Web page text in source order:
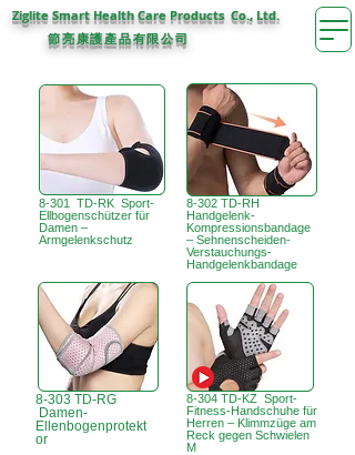
Ziglite Smart Health Care Products Co., Ltd.
節亮康護產品有限公司
8-301 TD-RK Sport-
Ellbogenschützer für
Damen –
Armgelenkschutz
8-302 TD-RH
Handgelenk-
Kompressionsbandage
– Sehnenscheiden-
Verstauchungs-
Handgelenkbandage
8-303 TD-RG
Damen-
Ellenbogenprotekt
or
8-304 TD-KZ Sport-
Fitness-Handschuhe für
Herren – Klimmzüge am
Reck gegen Schwielen
M